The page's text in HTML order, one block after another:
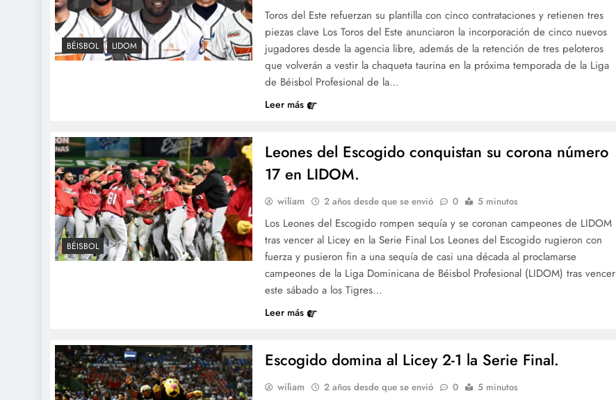
BÉISBOL LIDOM
Toros del Este refuerzan su plantilla con cinco contrataciones y retienen tres
piezas clave Los Toros del Este anunciaron la incorporación de cinco nuevos
jugadores desde la agencia libre, además de la retención de tres peloteros
que volverán a vestir la chaqueta taurina en la próxima temporada de la Liga
de Béisbol Profesional de la…
Leer más
BÉISBOL
Leones del Escogido conquistan su corona número
17 en LIDOM.
wiliam 2 años desde que se envió 0 5 minutos
Los Leones del Escogido rompen sequía y se coronan campeones de LIDOM
tras vencer al Licey en la Serie Final Los Leones del Escogido rugieron con
fuerza y pusieron fin a una sequía de casi una década al proclamarse
campeones de la Liga Dominicana de Béisbol Profesional (LIDOM) tras vencer
este sábado a los Tigres…
Leer más
Escogido domina al Licey 2-1 la Serie Final.
wiliam 2 años desde que se envió 0 5 minutos